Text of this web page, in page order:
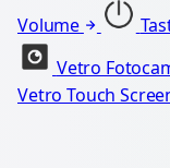
Volume
Vetro
Vetro Touch